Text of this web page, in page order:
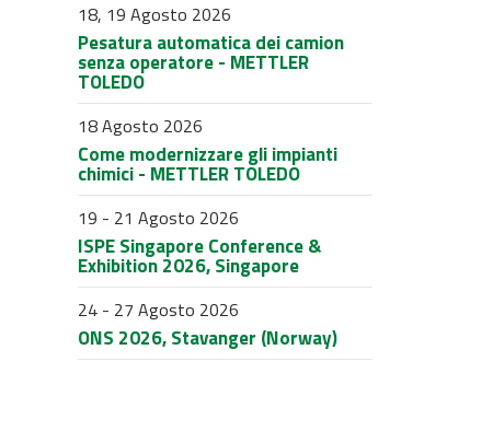
18, 19 Agosto 2026
Pesatura automatica dei camion
senza operatore - METTLER
TOLEDO
18 Agosto 2026
Come modernizzare gli impianti
chimici - METTLER TOLEDO
19 - 21 Agosto 2026
ISPE Singapore Conference &
Exhibition 2026, Singapore
24 - 27 Agosto 2026
ONS 2026, Stavanger (Norway)